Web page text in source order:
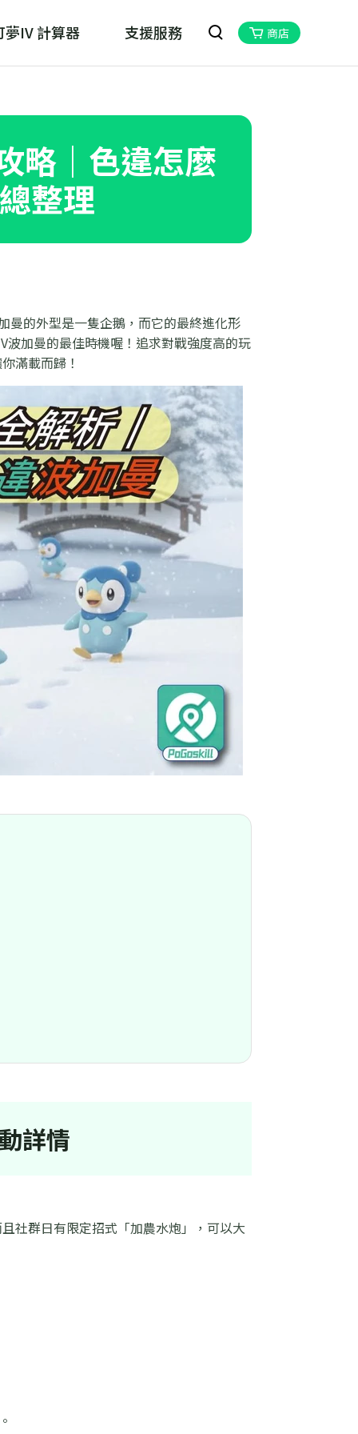
人Now的最佳夥伴
夢IV 計算器 支援服務 商店
略｜色違怎麼
整理
曼的外型是一隻企鵝，而它的最終進化形
加曼的最佳時機喔！追求對戰強度高的玩
滿載而歸！
詳情
社群日有限定招式「加農水炮」，可以大